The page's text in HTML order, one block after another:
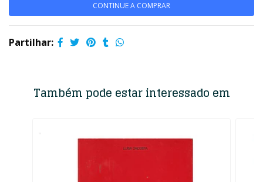
CONTINUE A COMPRAR
Partilhar:
Também pode estar interessado em